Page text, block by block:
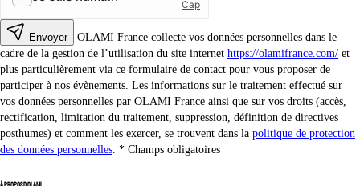
Envoyer
OLAMI France collecte vos données personnelles dans le
cadre de la gestion de l’utilisation du site internet https://olamifrance.com/ et
plus particulièrement via ce formulaire de contact pour vous proposer de
participer à nos évènements. Les informations sur le traitement effectué sur
vos données personnelles par OLAMI France ainsi que sur vos droits (accès,
rectification, limitation du traitement, suppression, définition de directives
posthumes) et comment les exercer, se trouvent dans la politique de protection
des données personnelles. Champs obligatoires